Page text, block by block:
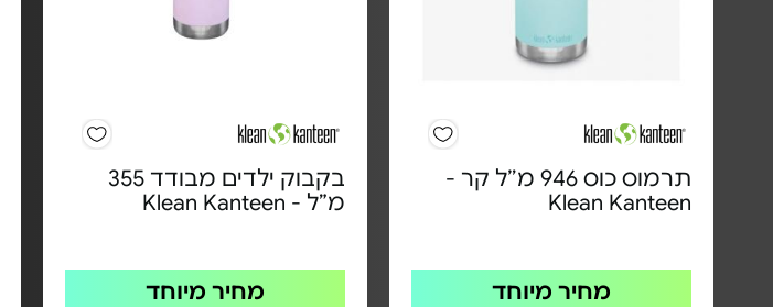
תרמוס כוס 946 מ״ל קר -
Klean Kanteen
מחיר מיוחד
בקבוק ילדים מבודד 355
מ”ל - Klean Kanteen
מחיר מיוחד